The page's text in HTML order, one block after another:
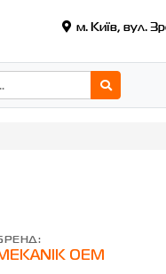
м. Київ, вул.
OEM